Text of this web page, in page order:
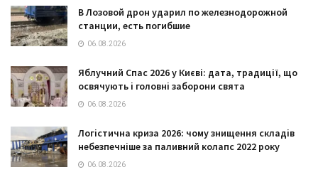
В Лозовой дрон ударил по железнодорожной
станции, есть погибшие
06.08.2026
Яблучний Спас 2026 у Києві: дата, традиції, що
освячують і головні заборони свята
06.08.2026
Логістична криза 2026: чому знищення складів
небезпечніше за паливний колапс 2022 року
06.08.2026